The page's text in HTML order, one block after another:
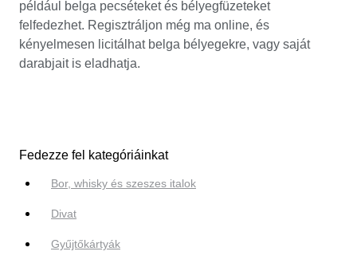
például belga pecséteket és bélyegfüzeteket
felfedezhet. Regisztráljon még ma online, és
kényelmesen licitálhat belga bélyegekre, vagy saját
darabjait is eladhatja.
Fedezze fel kategóriáinkat
Bor, whisky és szeszes italok
Divat
Gyűjtőkártyák